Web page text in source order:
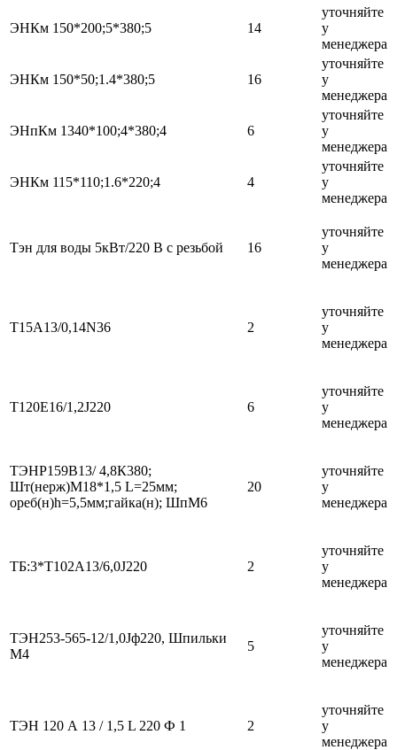
ЭНКм 150*200;5*380;5 14
уточняйте
у
менеджера
ЭНКм 150*50;1.4*380;5 16
уточняйте
у
менеджера
ЭНпКм 1340*100;4*380;4 6
уточняйте
у
менеджера
ЭНКм 115*110;1.6*220;4 4
уточняйте
у
менеджера
Тэн для воды 5кВт/220 В с резьбой 16
уточняйте
у
менеджера
Т15А13/0,14N36 2
уточняйте
у
менеджера
Т120Е16/1,2J220 6
уточняйте
у
менеджера
ТЭНР159В13/ 4,8К380;
Шт(нерж)М18*1,5 L=25мм;
ореб(н)h=5,5мм;гайка(н); ШпМ6
20
уточняйте
у
менеджера
ТБ:3*Т102А13/6,0J220 2
уточняйте
у
менеджера
ТЭН253-565-12/1,0Jф220, Шпильки
М4
5
уточняйте
у
менеджера
ТЭН 120 А 13 / 1,5 L 220 Ф 1 2
уточняйте
у
менеджера